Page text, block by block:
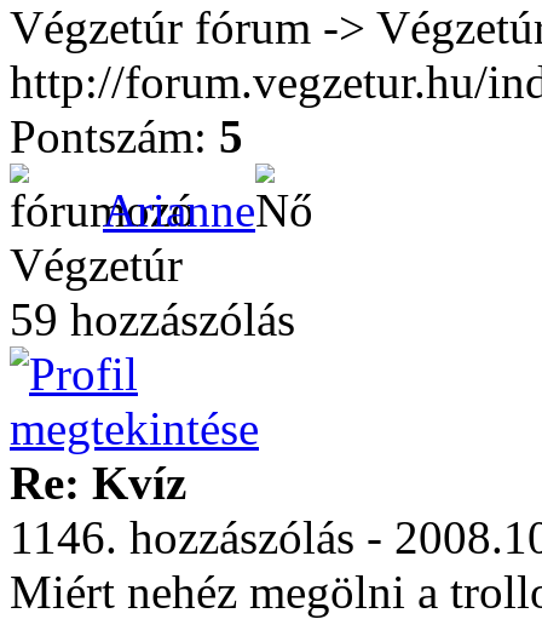
Végzetúr fórum ->
http://forum.vegzetur.hu/
Pontszám: 5
Arianne
Végzetúr
59 hozzászólás
Re: Kvíz
1146. hozzászólás -
Miért nehéz megölni a